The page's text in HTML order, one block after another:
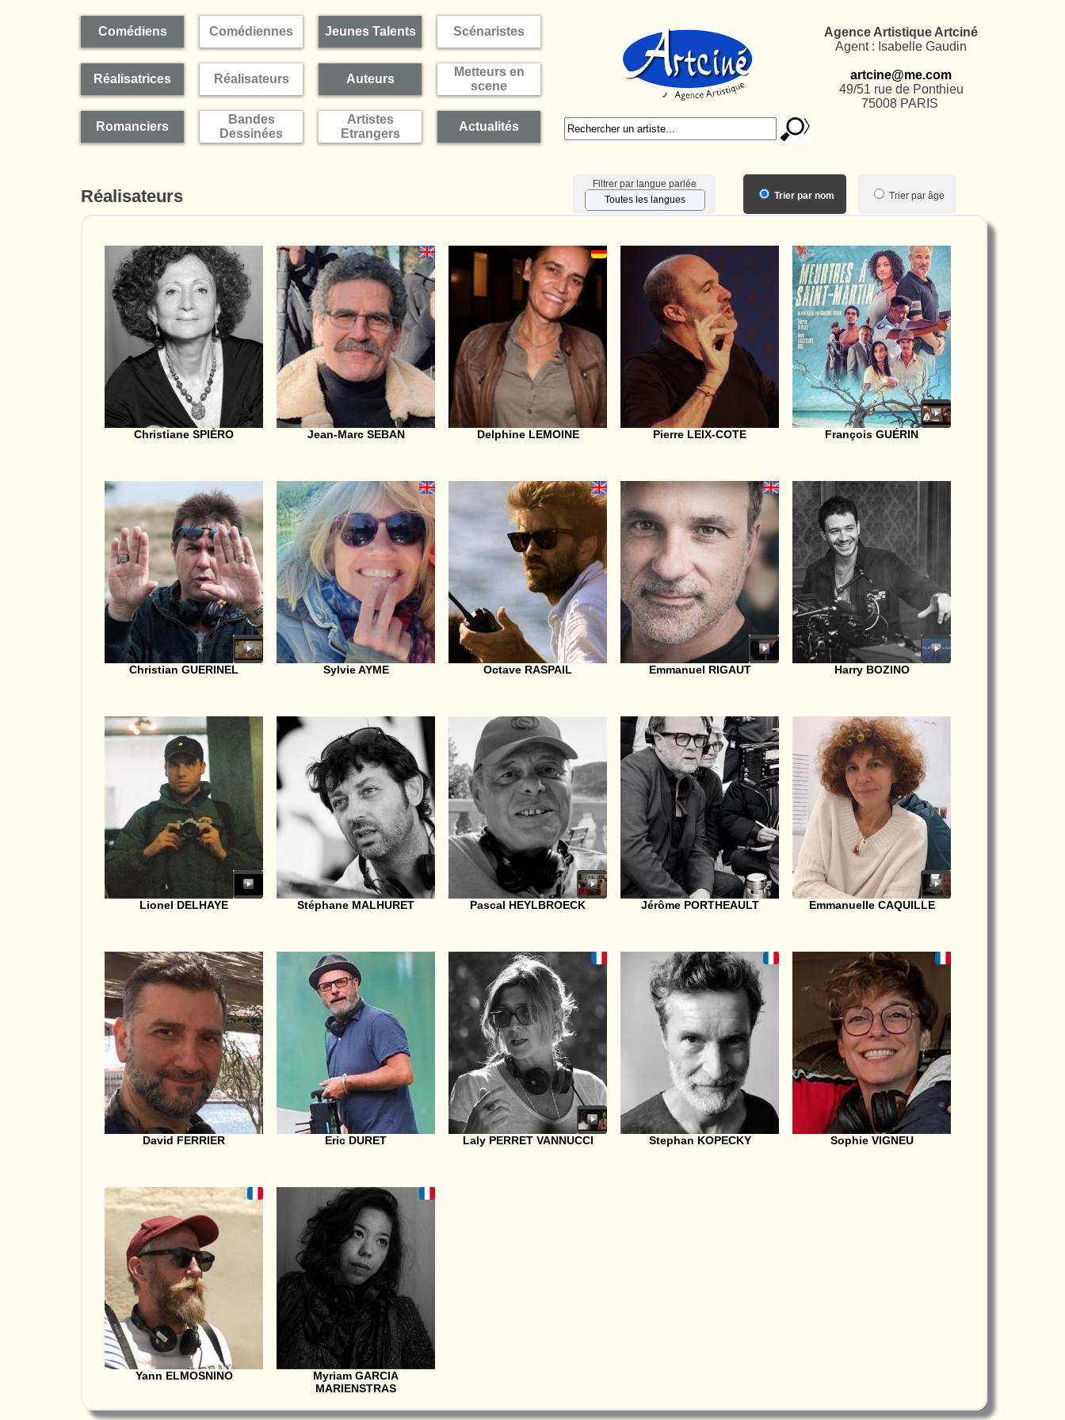
Comédiens Comédiennes Jeunes Talents Scénaristes
Réalisatrices Réalisateurs Auteurs
Metteurs en
scene
Romanciers
Bandes
Dessinées
Artistes
Etrangers
Actualités
Agence Artistique Artciné
Agent : Isabelle Gaudin
artcine@me.com
49/51 rue de Ponthieu
75008 PARIS
Réalisateurs Trier par âge
Trier par nom
Filtrer par langue parlée
Toutes les langues
Allemand
Toutes les langues
Christiane SPIÈRO Jean-Marc SEBAN Delphine LEMOINE Pierre LEIX-COTE François GUÉRIN
Christian GUERINEL Sylvie AYME Octave RASPAIL Emmanuel RIGAUT Harry BOZINO
Lionel DELHAYE Stéphane MALHURET Pascal HEYLBROECK Jérôme PORTHEAULT Emmanuelle CAQUILLE
David FERRIER Eric DURET Laly PERRET VANNUCCI Stephan KOPECKY Sophie VIGNEU
Yann ELMOSNINO
Myriam GARCIA
MARIENSTRAS